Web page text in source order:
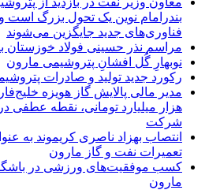
بندرامام نوین یک تحول بزرگ است
فناوری‌های جدید جایگزین می‌شوند
مراسم نذر حسینی فولاد خوزستان
نوبهارِ گُل افشانِ پتروشیمی مارون
رکورد جدید تولید و صادرات
هزار میلیارد تومانی، نقطه عطفی
شرکت
انتصاب بهزاد ناصری کریموند به
تعمیرات نفت و گاز مارون
کسب موفقیت‌های ورزشی در
مارون